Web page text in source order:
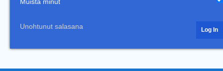
Unohtunut salasana